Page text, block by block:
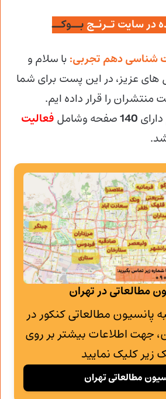
در سایت تـرنـج بــوکــ
شناسی دهم تجربی: با سلام و
عزیز، در این پست برای شما
منتشران را قرار داده ایم.
140صفحه وشامل فعالیت
مطالعاتی در تهران
30 شعبه پانسیون مطالعاتی کنکور در
جهت اطلاعات بیشتر بر روی
زیر کلیک نمایید
مطالعاتی تهران